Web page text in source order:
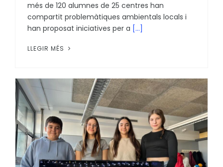
més de 120 alumnes de 25 centres han
compartit problemàtiques ambientals locals i
han proposat iniciatives per a [...]
LLEGIR MÉS